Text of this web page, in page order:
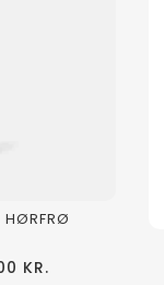
HØRFRØ
KR.